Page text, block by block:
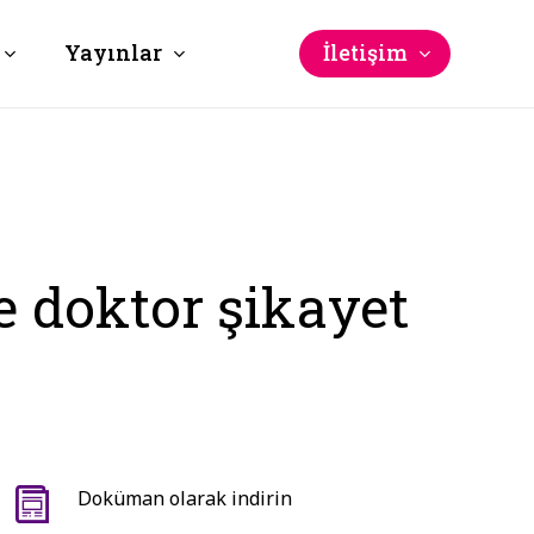
Yayınlar İletişim
doktor şikayet
Doküman olarak indirin